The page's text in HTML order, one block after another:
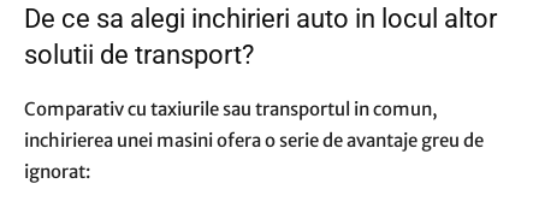
De ce sa alegi inchirieri auto in locul altor
solutii de transport?
Comparativ cu taxiurile sau transportul in comun,
inchirierea unei masini ofera o serie de avantaje greu de
ignorat: